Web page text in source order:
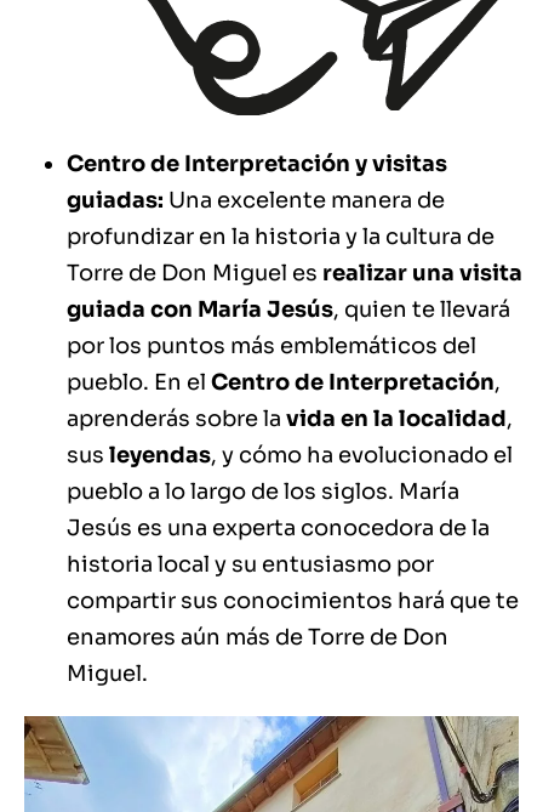
Centro de Interpretación y visitas
guiadas: Una excelente manera de
profundizar en la historia y la cultura de
Torre de Don Miguel es realizar una visita
guiada con María Jesús, quien te llevará
por los puntos más emblemáticos del
pueblo. En el Centro de Interpretación,
aprenderás sobre la vida en la localidad,
sus leyendas, y cómo ha evolucionado el
pueblo a lo largo de los siglos. María
Jesús es una experta conocedora de la
historia local y su entusiasmo por
compartir sus conocimientos hará que te
enamores aún más de Torre de Don
Miguel.